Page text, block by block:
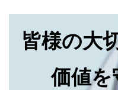
皆様の大
価値を